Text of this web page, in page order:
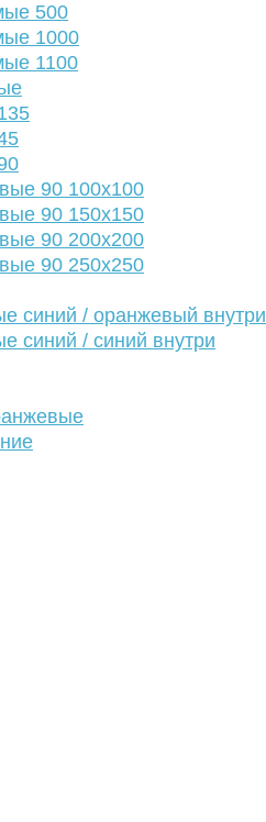
500
1000
1100
90 100х100
90 150х150
90 200х200
90 250х250
синий / оранжевый внутри
синий / синий внутри